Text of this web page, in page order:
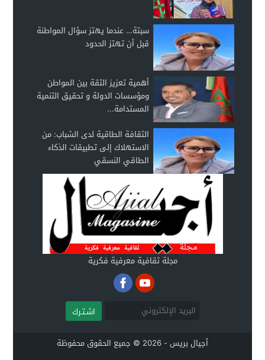
سبتة… عندما يهتز سؤال المواطنة
قبل أن تهتز الحدود
أهمية تعزيز الثقة بين المواطن
ومؤسسات الدولة و تحقيق التنمية
المستدامة...
الثقافة الطاقية لدى الشباب: من
الاستهلاك إلى تطبيقات الذكاء
الطاقي النسقي
مجلة ثقافية معرفية فكرية
اشـتـرك
أجيال بريس - 2026 © جميع الحقوق محفوظة